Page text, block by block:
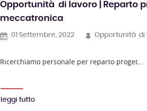
Opportunità di lavoro | Reparto
meccatronica
01 Settembre, 2022 Opportunità di
Ricerchiamo personale per reparto proget...
leggi tutto